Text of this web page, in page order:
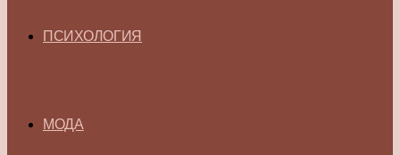
ПСИХОЛОГИЯ
МОДА